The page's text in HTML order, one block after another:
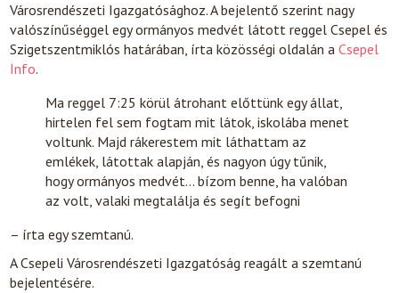
Városrendészeti Igazgatósághoz. A bejelentő szerint nagy
valószínűséggel egy ormányos medvét látott reggel Csepel és
Szigetszentmiklós határában, írta közösségi oldalán aCsepel
Info.
Ma reggel 7:25 körül átrohant előttünk egy állat,
hirtelen fel sem fogtam mit látok, iskolába menet
voltunk. Majd rákerestem mit láthattam az
emlékek, látottak alapján, és nagyon úgy tűnik,
hogy ormányos medvét… bízom benne, ha valóban
az volt, valaki megtalálja és segít befogni
– írta egy szemtanú.
A Csepeli Városrendészeti Igazgatóság reagált a szemtanú
bejelentésére.